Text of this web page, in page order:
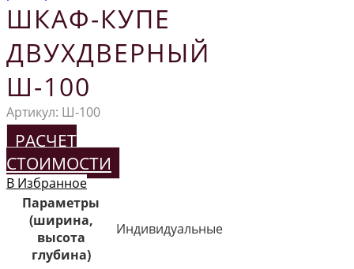
ШКАФ-КУПЕ
ДВУХДВЕРНЫЙ
Ш-100
Артикул: Ш-100
РАСЧЕТ
СТОИМОСТИ
В Избранное
Параметры
(ширина,
высота
глубина)
Индивидуальные